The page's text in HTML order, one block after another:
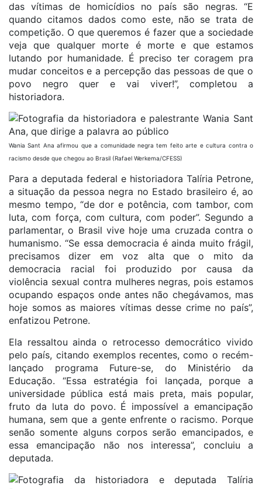
das vítimas de homicídios no país são negras. “E
quando citamos dados como este, não se trata de
competição. O que queremos é fazer que a sociedade
veja que qualquer morte é morte e que estamos
lutando por humanidade. É preciso ter coragem pra
mudar conceitos e a percepção das pessoas de que o
povo negro quer e vai viver!”, completou a
historiadora.
Wania Sant Ana afirmou que a comunidade negra tem feito arte e cultura contra o
racismo desde que chegou ao Brasil (Rafael Werkema/CFESS)
Para a deputada federal e historiadora Talíria Petrone,
a situação da pessoa negra no Estado brasileiro é, ao
mesmo tempo, “de dor e potência, com tambor, com
luta, com força, com cultura, com poder”. Segundo a
parlamentar, o Brasil vive hoje uma cruzada contra o
humanismo. “Se essa democracia é ainda muito frágil,
precisamos dizer em voz alta que o mito da
democracia racial foi produzido por causa da
violência sexual contra mulheres negras, pois estamos
ocupando espaços onde antes não chegávamos, mas
hoje somos as maiores vítimas desse crime no país”,
enfatizou Petrone.
Ela ressaltou ainda o retrocesso democrático vivido
pelo país, citando exemplos recentes, como o recém-
lançado programa Future-se, do Ministério da
Educação. “Essa estratégia foi lançada, porque a
universidade pública está mais preta, mais popular,
fruto da luta do povo. É impossível a emancipação
humana, sem que a gente enfrente o racismo. Porque
senão somente alguns corpos serão emancipados, e
essa emancipação não nos interessa”, concluiu a
deputada.